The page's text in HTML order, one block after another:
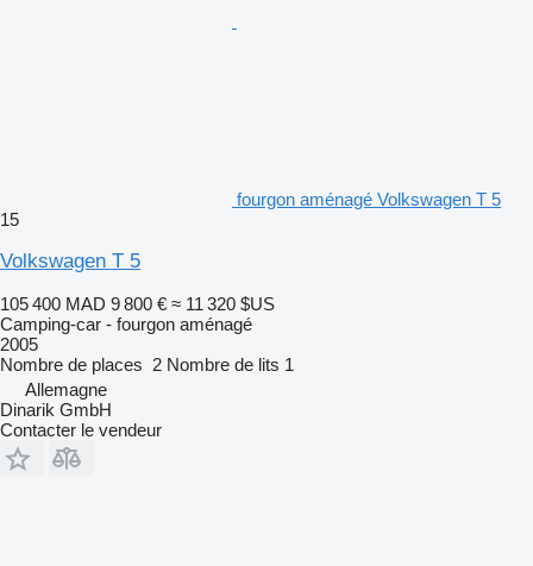
fourgon aménagé Volkswagen T 5
15
Volkswagen T 5
105 400 MAD 9 800 € ≈ 11 320 $US
Camping-car - fourgon aménagé
2005
Nombre de places 2 Nombre de lits 1
Allemagne
Dinarik GmbH
Contacter le vendeur